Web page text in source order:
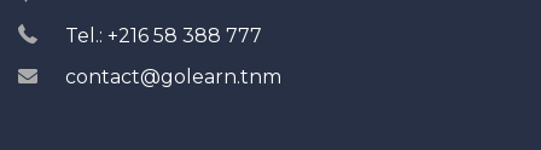
Tel.: +216 58 388 777
contact@golearn.tnm